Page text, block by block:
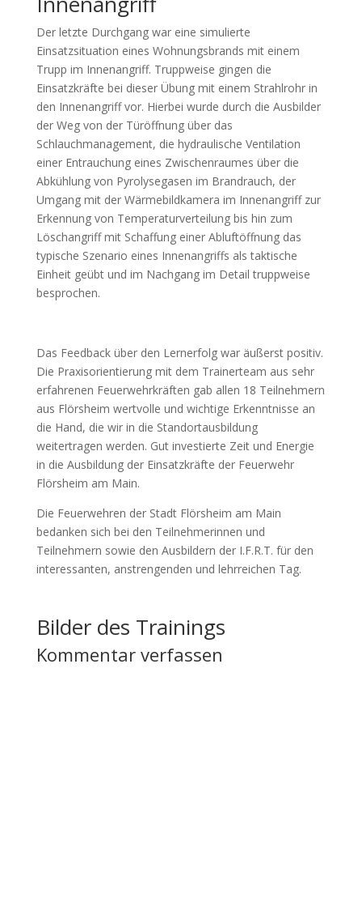
Der letzte Durchgang war eine simulierte
Einsatzsituation eines Wohnungsbrands mit einem
Trupp im Innenangriff. Truppweise gingen die
Einsatzkräfte bei dieser Übung mit einem Strahlrohr in
den Innenangriff vor. Hierbei wurde durch die Ausbilder
der Weg von der Türöffnung über das
Schlauchmanagement, die hydraulische Ventilation
einer Entrauchung eines Zwischenraumes über die
Abkühlung von Pyrolysegasen im Brandrauch, der
Umgang mit der Wärmebildkamera im Innenangriff zur
Erkennung von Temperaturverteilung bis hin zum
Löschangriff mit Schaffung einer Abluftöffnung das
typische Szenario eines Innenangriffs als taktische
Einheit geübt und im Nachgang im Detail truppweise
besprochen.
Das Feedback über den Lernerfolg war äußerst positiv.
Die Praxisorientierung mit dem Trainerteam aus sehr
erfahrenen Feuerwehrkräften gab allen 18 Teilnehmern
aus Flörsheim wertvolle und wichtige Erkenntnisse an
die Hand, die wir in die Standortausbildung
weitertragen werden. Gut investierte Zeit und Energie
in die Ausbildung der Einsatzkräfte der Feuerwehr
Flörsheim am Main.
Die Feuerwehren der Stadt Flörsheim am Main
bedanken sich bei den Teilnehmerinnen und
Teilnehmern sowie den Ausbildern der I.F.R.T. für den
interessanten, anstrengenden und lehrreichen Tag.
Bilder des Trainings
Kommentar verfassen